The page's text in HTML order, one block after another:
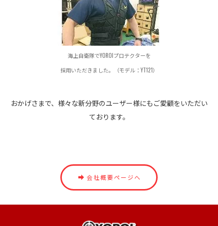
海上自衛隊でYOROIプロテクターを
採用いただきました。（モデル：YT121）
おかげさまで、様々な新分野のユーザー様にもご愛顧をいただい
ております。
会社概要ページへ